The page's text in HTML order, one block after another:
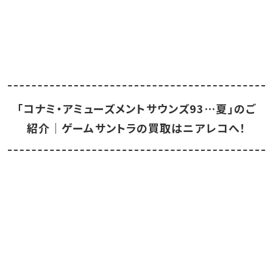
「コナミ・アミューズメントサウンズ93⋯夏」のご
紹介｜ゲームサントラの買取はニアレコへ！